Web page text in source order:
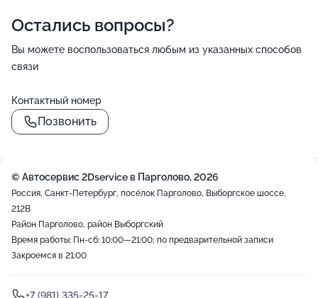
Остались вопросы?
Вы можете воспользоваться любым из указанных способов
связи
Контактный номер
Позвонить
© Автосервис 2Dservice в Парголово, 2026
Россия, Санкт-Петербург, посёлок Парголово, Выборгское шоссе,
212В
Район Парголово, район Выборгский
Время работы: Пн-сб: 10:00—21:00; по предварительной записи
Закроемся в 21:00
+7 (981) 335-25-17